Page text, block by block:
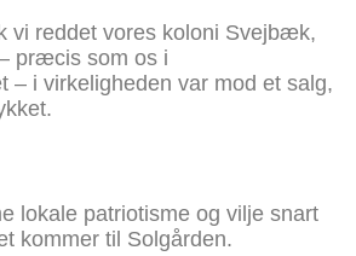
vi reddet vores koloni Svejbæk,
præcis som os i
– i virkeligheden var mod et salg,
lokale patriotisme og vilje snart
kommer til Solgården.